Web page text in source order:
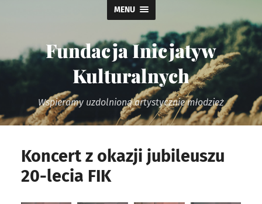
MENU
Fundacja Inicjatyw
Kulturalnych
Wspieramy uzdolnioną artystycznie młodzież
Koncert z okazji jubileuszu
20-lecia FIK